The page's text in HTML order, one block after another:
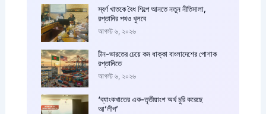
স্বর্ণ খাতকে বৈধ শিল্পে আনতে নতুন নীতিমালা,
রপ্তানির পথও খুলবে
আগস্ট ৬, ২০২৬
চীন-ভারতের চেয়ে কম ধাক্কা বাংলাদেশের পোশাক
রপ্তানিতে
আগস্ট ৬, ২০২৬
‘ব্যাংকখাতের এক-তৃতীয়াংশ অর্থ চুরি করেছে
আ’লীগ’